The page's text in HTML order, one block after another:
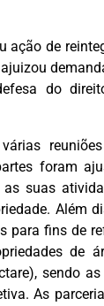
ação de
do
foram
suas
Além
para fins de
de
sendo
As